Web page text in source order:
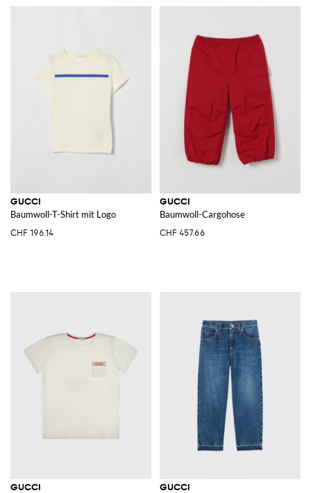
GUCCI
Baumwoll-T-Shirt mit Logo
CHF 196.14
GUCCI
Baumwoll-Cargohose
CHF 457.66
GUCCI GUCCI